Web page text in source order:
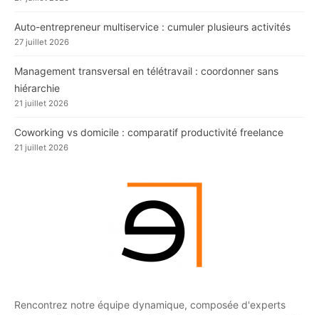
Auto-entrepreneur multiservice : cumuler plusieurs activités
27 juillet 2026
Management transversal en télétravail : coordonner sans
hiérarchie
21 juillet 2026
Coworking vs domicile : comparatif productivité freelance
21 juillet 2026
Rencontrez notre équipe dynamique, composée d'experts